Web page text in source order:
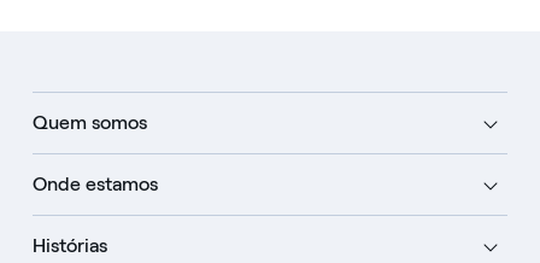
Quem somos
Onde estamos
Histórias